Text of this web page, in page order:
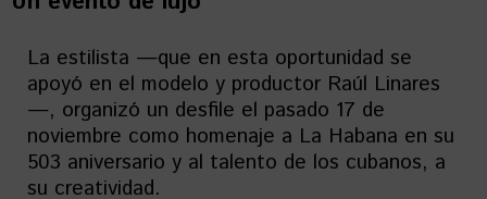
La estilista —que en esta oportunidad se
apoyó en el modelo y productor Raúl Linares
—, organizó un desfile el pasado 17 de
noviembre como homenaje a La Habana en su
503 aniversario y al talento de los cubanos, a
su creatividad.